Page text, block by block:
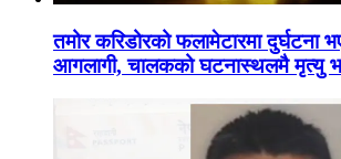
तमोर करिडोरको फलामेटारमा दुर्घटना
आगलागी, चालकको घटनास्थलमै मृत्यु